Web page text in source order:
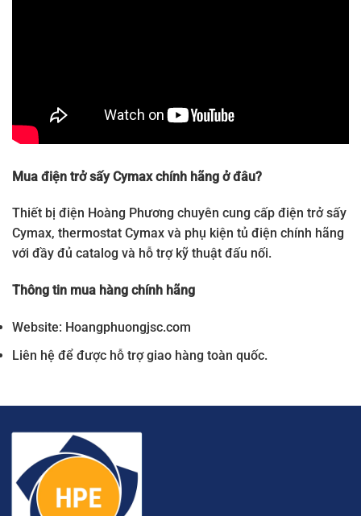
Mua điện trở sấy Cymax chính hãng ở đâu?
Thiết bị điện Hoàng Phương chuyên cung cấp điện trở sấy
Cymax, thermostat Cymax và phụ kiện tủ điện chính hãng
với đầy đủ catalog và hỗ trợ kỹ thuật đấu nối.
Thông tin mua hàng chính hãng
Website: Hoangphuongjsc.com
Liên hệ để được hỗ trợ giao hàng toàn quốc.